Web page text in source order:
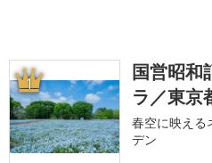
1
国営昭和
ラ／東京
春空に映える
デン